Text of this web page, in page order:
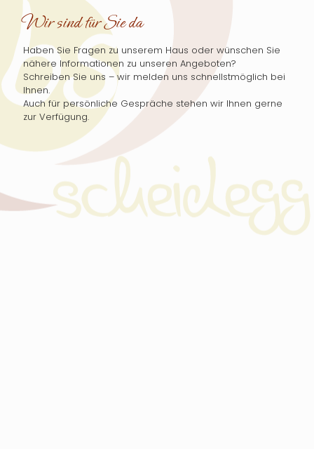
t
a
e
a
t
i
v
e
:
Wir sind für Sie da
Haben Sie Fragen zu unserem Haus oder wünschen Sie
nähere Informationen zu unseren Angeboten?
Schreiben Sie uns – wir melden uns schnellstmöglich bei
Ihnen.
Auch für persönliche Gespräche stehen wir Ihnen gerne
zur Verfügung.